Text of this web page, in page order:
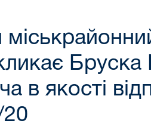
Бруска
в якості